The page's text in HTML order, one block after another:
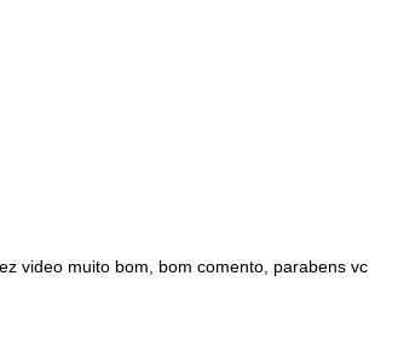
video muito bom, bom comento, parabens vc